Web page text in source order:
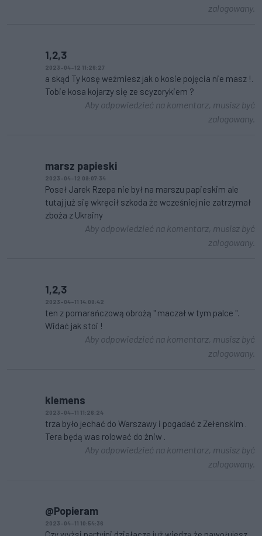
zalogowany.
1,2,3
2023-04-12 11:26:27
a skąd Ty kosę weźmiesz jak o kosie pojęcia nie masz !.
Tobie kosa kojarzy się ze scyzorykiem ?
Aby odpowiedzieć na komentarz, musisz być
zalogowany.
marsz papieski
2023-04-12 09:07:34
Poseł Jarek Rzepa nie był na marszu papieskim ale
tutaj już się wkręcił szkoda że wcześniej nie zatrzymał
zboża z Ukrainy
Aby odpowiedzieć na komentarz, musisz być
zalogowany.
1,2,3
2023-04-11 14:08:42
ten z pomarańczową obrożą " maczał w tym palce ".
Widać jak stoi !
Aby odpowiedzieć na komentarz, musisz być
zalogowany.
klemens
2023-04-11 11:26:24
trza było jechać do Warszawy i pogadać z Zełenskim .
Tera będą was rolować do żniw .
Aby odpowiedzieć na komentarz, musisz być
zalogowany.
@Popieram
2023-04-11 10:54:36